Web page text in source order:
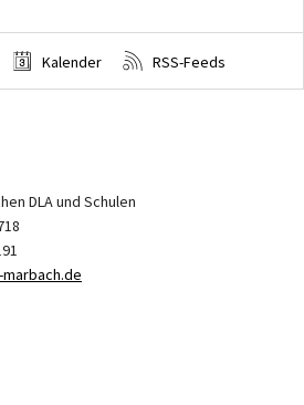
Kalender RSS-Feeds
DLA und Schulen